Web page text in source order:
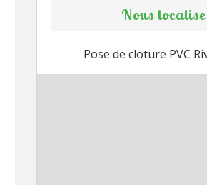
Nous
Pose de cloture PVC